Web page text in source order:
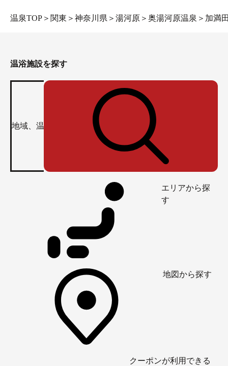
温泉TOP ＞ 関東 ＞ 神奈川県 ＞ 湯河原 ＞ 奥湯河原温泉 ＞ 加満
温浴施設を探す
エリアから探
す
地図から探す
クーポンが利用できる